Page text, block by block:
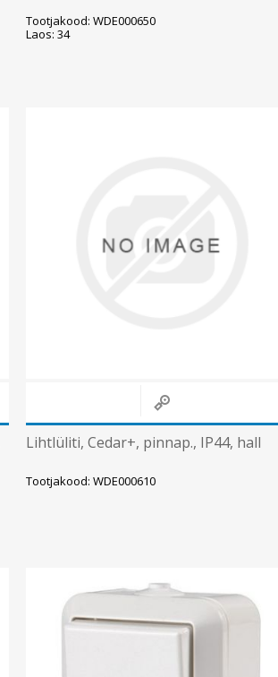
Tootjakood: WDE000650
Laos: 34
Lihtlüliti, Cedar+, pinnap., IP44, hall
Tootjakood: WDE000610